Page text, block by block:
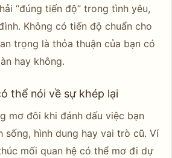
“đúng tiến độ” trong tình yêu,
Không có tiến độ chuẩn cho
trọng là thỏa thuận của bạn có
hay không.
thể nói về sự khép lại
mơ đôi khi đánh dấu việc bạn
sống, hình dung hay vai trò cũ. Ví
mối quan hệ có thể mơ đi dự